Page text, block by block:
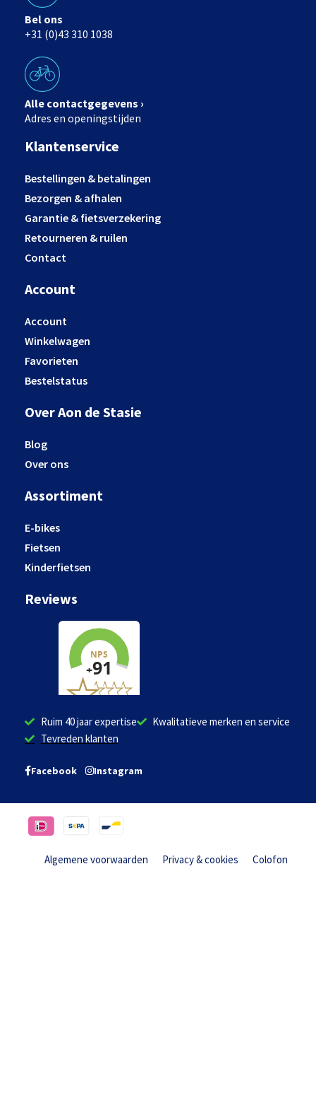
Bel ons
+31 (0)43 310 1038
Alle contactgegevens ›
Adres en openingstijden
Klantenservice
Bestellingen & betalingen
Bezorgen & afhalen
Garantie & fietsverzekering
Retourneren & ruilen
Contact
Account
Account
Winkelwagen
Favorieten
Bestelstatus
Over Aon de Stasie
Blog
Over ons
Assortiment
E-bikes
Fietsen
Kinderfietsen
Reviews
Ruim 40 jaar expertise
Kwalitatieve merken en service
Tevreden klanten
Facebook Instagram
Algemene voorwaarden Privacy & cookies Colofon